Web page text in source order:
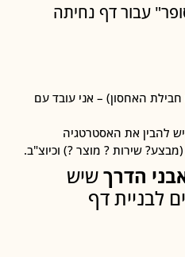
דף נחיתה
– אני עובד עם
את האסטרטגיה
? מוצר ?) וכיוצ"ב.
שיש
דף